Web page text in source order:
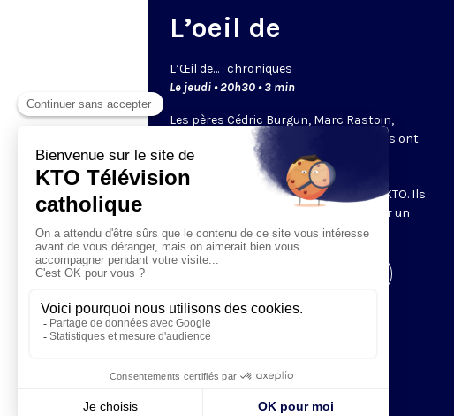
L’oeil de
L’Œil de… : chroniques
Le jeudi • 20h30 • 3 min
Les pères Cédric Burgun, Marc Rastoin,
Bernard Devert ou Éric de Beukelaer… ils ont
chacun un regard bien à eux. Leurs
chroniques bousculent et donnent à
réfléchir. Ce sont les chroniqueurs de KTO. Ils
viennent partager leur point de vue sur un
sujet qui leur tient à coeur.